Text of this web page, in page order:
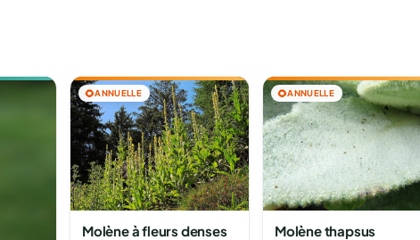
🌻ANNUELLE
Molène à fleurs denses
🌻ANNUELLE
Molène thapsus